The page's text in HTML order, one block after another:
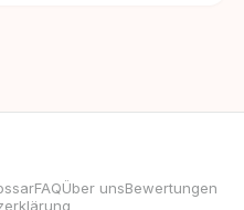
FAQÜber unsBewertungen